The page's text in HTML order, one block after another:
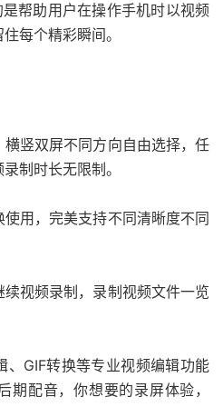
帮助用户在操作手机时以视频
每个精彩瞬间。
竖双屏不同方向自由选择，任
制时长无限制。
用，完美支持不同清晰度不同
视频录制，录制视频文件一览
、GIF转换等专业视频编辑功能
期配音，你想要的录屏体验，